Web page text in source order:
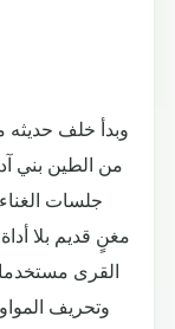
وبدأ خلف حديثه
من الطين بني
جلسات
مغنٍ قديم بلا
القرى
وتحريف